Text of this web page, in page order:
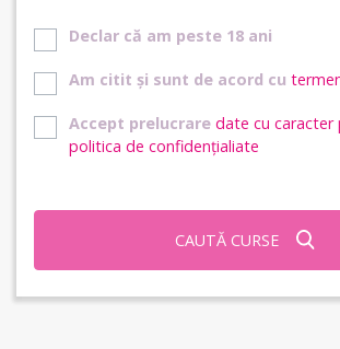
Declar că am peste 18 ani
Am citit și sunt de acord cu
Accept prelucrare date cu caracter
politica de confidențialiate
CAUTĂ CURSE